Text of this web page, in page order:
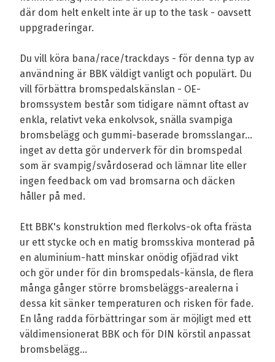
där dom helt enkelt inte är up to the task - oavsett
uppgraderingar.
Du vill köra bana/race/trackdays - för denna typ av
användning är BBK väldigt vanligt och populärt. Du
vill förbättra bromspedalskänslan - OE-
bromssystem består som tidigare nämnt oftast av
enkla, relativt veka enkolvsok, snälla svampiga
bromsbelägg och gummi-baserade bromsslangar...
inget av detta gör underverk för din bromspedal
som är svampig/svårdoserad och lämnar lite eller
ingen feedback om vad bromsarna och däcken
håller på med.
Ett BBK's konstruktion med flerkolvs-ok ofta frästa
ur ett stycke och en matig bromsskiva monterad på
en aluminium-hatt minskar onödig ofjädrad vikt
och gör under för din bromspedals-känsla, de flera
många gånger större bromsbeläggs-arealerna i
dessa kit sänker temperaturen och risken för fade.
En lång radda förbättringar som är möjligt med ett
väldimensionerat BBK och för DIN körstil anpassat
bromsbelägg...